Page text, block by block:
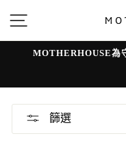
內
MOTHERHOUSE為
篩選